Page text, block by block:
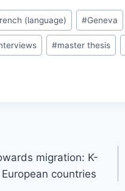
(language) #Geneva
#master thesis
migration: K-
countries